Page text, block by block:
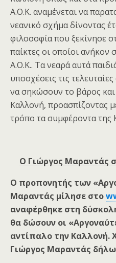
Α.Ο.Κ. αναμένεται να
νεανικό σχήμα δίνοντας
φιλοσοφία που ξεκίνησε
παίκτες οι οποίοι
Α.Ο.Κ.. Τα νεαρά αυτά
υποσχέσεις τις
να σηκώσουν το βάρος και
Καλλονή, προασπίζοντας
τρόπο τα συμφέροντα της
Ο Γιώργος Μαραντάς
Ο προπονητής των
Μαραντάς μίλησε στο
αναφέρθηκε στη
θα δώσουν οι
αντίπαλο την Καλλονή.
Γιώργος Μαραντάς